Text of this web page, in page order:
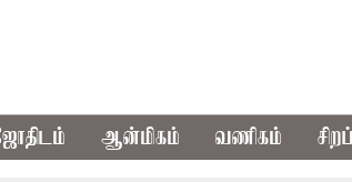
ஆன்மிகம் வணிகம்